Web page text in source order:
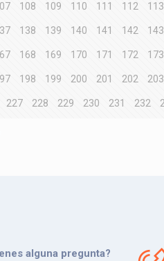
108 109 110 111 112 113
138 139 140 141 142 143
168 169 170 171 172 173
198 199 200 201 202 203
227 228 229 230 231 232
alguna pregunta?